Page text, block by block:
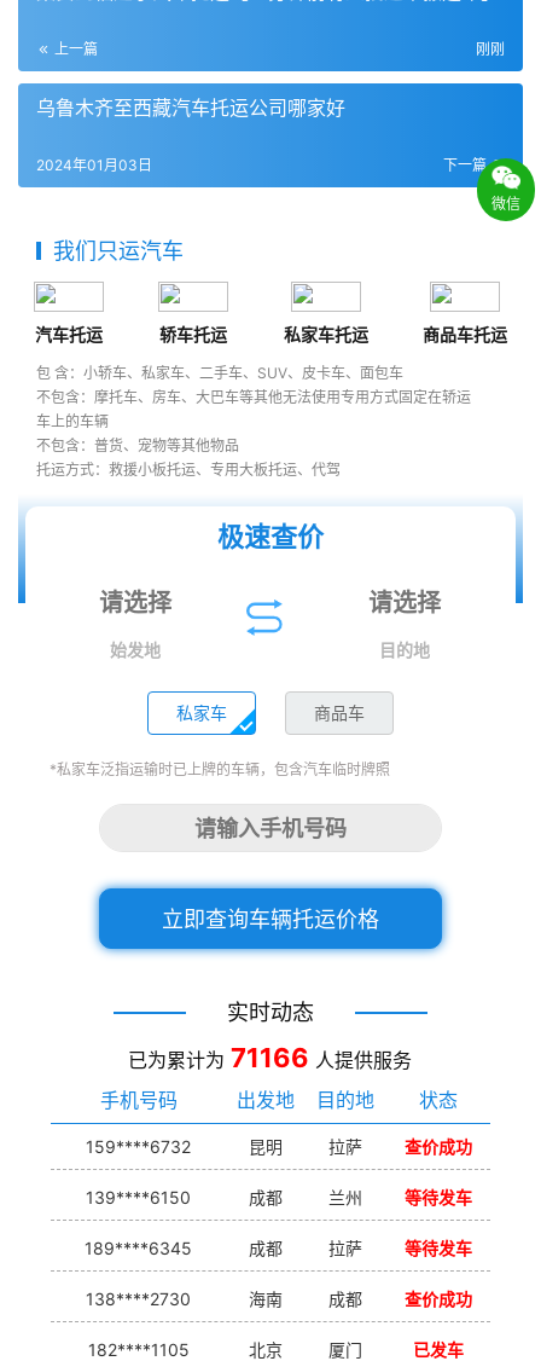
上一篇 刚刚
乌鲁木齐至西藏汽车托运公司哪家好
下一篇
2024年01月03日
我们只运汽车
汽车托运 轿车托运 私家车托运 商品车托运
包 含：小轿车、私家车、二手车、SUV、皮卡车、面包车
不包含：摩托车、房车、大巴车等其他无法使用专用方式固定在轿运
车上的车辆
不包含：普货、宠物等其他物品
托运方式：救援小板托运、专用大板托运、代驾
极速查价
始发地 目的地
私家车 商品车
*私家车泛指运输时已上牌的车辆，包含汽车临时牌照
立即查询车辆托运价格
实时动态
已为累计为 71166 人提供服务
手机号码
出发地 目的地 状态
159****6732 昆明 拉萨 查价成功
139****6150 成都 兰州 等待发车
189****6345 成都 拉萨 等待发车
138****2730 海南 成都 查价成功
182****1105 北京 厦门 已发车
微信